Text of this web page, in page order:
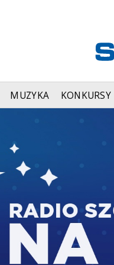
MUZYKA KONKURSY